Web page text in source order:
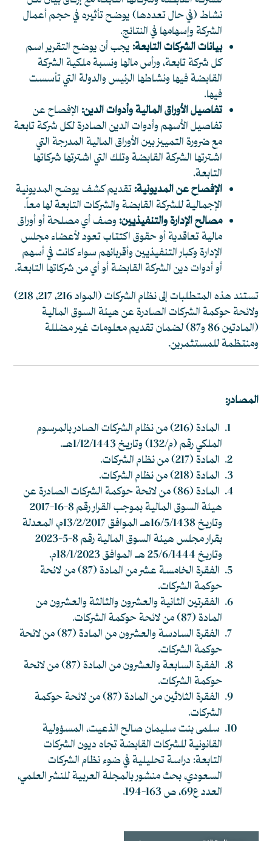
نشاط (في حال تعددها) يوضح تأثيره في حجم أعمال
الشركة وإسهامها في النتائج.
بيانات الشركات التابعة:يجب أن يوضح التقرير اسم
كل شركة تابعة، ورأس مالها ونسبة ملكية الشركة
القابضة فيها ونشاطها الرئيس والدولة التي تأسست
فيها.
تفاصيل الأوراق المالية وأدوات الدين:الإفصاح عن
تفاصيل الأسهم وأدوات الدين الصادرة لكل شركة تابعة
مع ضرورة التمييز بين الأوراق المالية المدرجة التي
اشترتها الشركة القابضة وتلك التي اشترتها شركاتها
التابعة.
الإفصاح عن المديونية:تقديم كشف يوضح المديونية
الإجمالية للشركة القابضة والشركات التابعة لها معاً.
مصالح الإدارة والتنفيذيين:وصف أي مصلحة أو أوراق
مالية تعاقدية أو حقوق اكتتاب تعود لأعضاء مجلس
الإدارة وكبار التنفيذيين وأقربائهم سواء كانت في أسهم
أو أدوات دين الشركة القابضة أو أي من شركاتها التابعة.
تستند هذه المتطلبات إلى نظام الشركات (المواد 216، 217، 218)
ولائحة حوكمة الشركات الصادرة عن هيئة السوق المالية
(المادتين 86 و87) لضمان تقديم معلومات غير مضللة
ومنتظمة للمستثمرين.
المصادر:
المادة (216) من نظام الشركات الصادر بالمرسوم
الملكي رقم (م/132) وتاريخ 1/12/1443هـ.
المادة (217) من نظام الشركات.
المادة (218) من نظام الشركات.
المادة (86) من لائحة حوكمة الشركات الصادرة عن
هيئة السوق المالية بموجب القرار رقم 8-16-2017
وتاريخ 16/5/1438هـ الموافق 13/2/2017م، المعدلة
بقرار مجلس هيئة السوق المالية رقم 8-5-2023
وتاريخ 25/6/1444 هـ الموافق 18/1/2023م.
الفقرة الخامسة عشر من المادة (87) من لائحة
حوكمة الشركات.
الفقرتين الثانية والعشرون والثالثة والعشرون من
المادة (87) من لائحة حوكمة الشركات.
الفقرة السادسة والعشرون من المادة (87) من لائحة
حوكمة الشركات.
الفقرة السابعة والعشرون من المادة (87) من لائحة
حوكمة الشركات.
الفقرة الثلاثين من المادة (87) من لائحة حوكمة
الشركات.
سلمى بنت سليمان صالح الذعيت، المسؤولية
القانونية للشركات القابضة تجاه ديون الشركات
التابعة: دراسة تحليلية في ضوء نظام الشركات
السعودي، بحث منشور بالمجلة العربية للنشر العلمي،
العدد ع69، ص 163-194.